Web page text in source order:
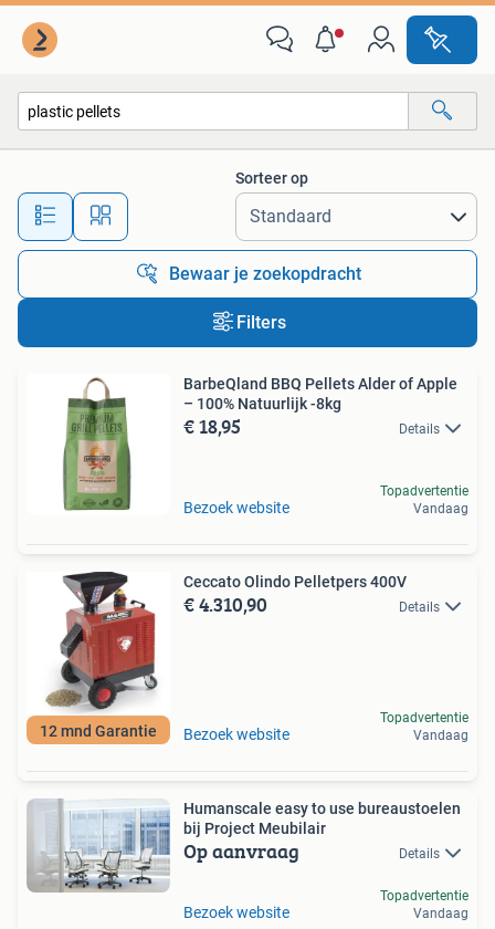
Alle afstanden…
Sorteer op
Bewaar je zoekopdracht
Filters
BarbeQland BBQ Pellets Alder of Apple
– 100% Natuurlijk -8kg
€ 18,95 Details
Bezoek website
Topadvertentie
Vandaag
12 mnd Garantie
Ceccato Olindo Pelletpers 400V
€ 4.310,90 Details
Bezoek website
Topadvertentie
Vandaag
Humanscale easy to use bureaustoelen
bij Project Meubilair
Op aanvraag Details
Bezoek website
Topadvertentie
Vandaag